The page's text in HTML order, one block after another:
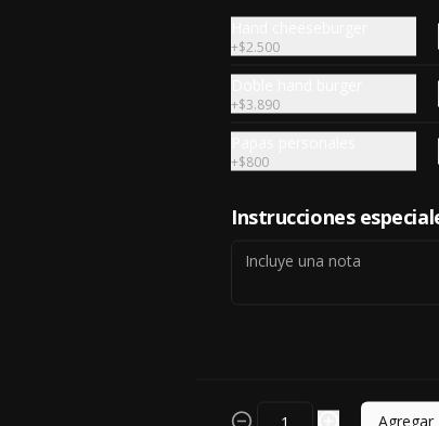
+$2.500
+$3.890
+$800
Instrucciones
Agregar